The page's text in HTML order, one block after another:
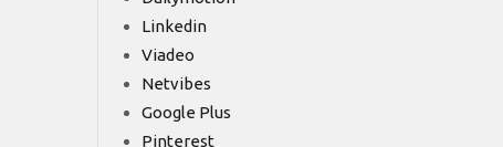
Linkedin
Viadeo
Netvibes
Google Plus
Pinterest